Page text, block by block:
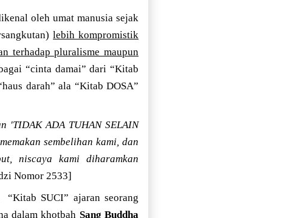
oleh umat manusia sejak
lebih kompromistik
terhadap pluralisme maupun
“cinta damai” dari “Kitab
darah” ala “Kitab DOSA”
'TIDAK ADA TUHAN SELAIN
sembelihan kami, dan
niscaya kami diharamkan
Nomor 2533]
“Kitab SUCI” ajaran seorang
dalam khotbah Sang Buddha